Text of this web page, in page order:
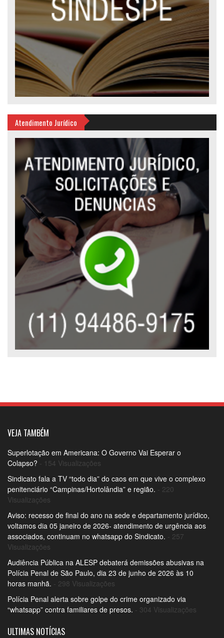
Atendimento Jurídico
VEJA TAMBÉM
Superlotação em Americana: O Governo Vai Esperar o
Colapso? - 154 Visualizações
Sindicato fala a TV “todo dia” do caos em que vive o complexo
penitenciário “Campinas/Hortolândia” e região. - 220
Visualizações
Aviso: recesso de final do ano na sede e departamento jurídico,
voltamos dia 05 janeiro de 2026- atendimento de urgência aos
associados, continuam no whatsapp do Sindicato. - 257
Visualizações
Audiência Pública na ALESP debaterá demissões abusivas na
Polícia Penal de São Paulo, dia 23 de junho de 2026 às 10
horas manhã. - 298 Visualizações
Polícia Penal alerta sobre golpe do crime organizado via
“whatsapp” contra familiares de presos. - 304 Visualizações
ULTIMAS NOTÍCIAS